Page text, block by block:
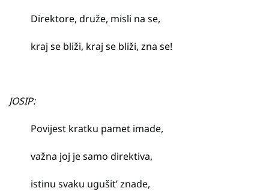
Direktore, druže, misli na se,
kraj se bliži, kraj se bliži, zna se!
JOSIP:
Povijest kratku pamet imade,
važna joj je samo direktiva,
istinu svaku ugušit’ znade,